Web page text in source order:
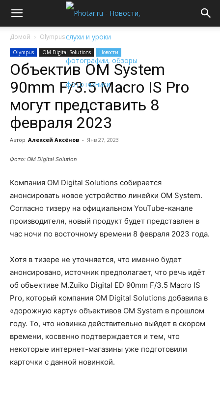
Домой Olympus
Olympus OM Digital Solutions Новости
Объектив OM System
90mm F/3.5 Macro IS Pro
могут представить 8
февраля 2023
Автор Алексей Аксёнов - Янв 27, 2023
Фото: OM Digital Solution
Компания OM Digital Solutions собирается
анонсировать новое устройство линейки OM System.
Согласно тизеру на официальном YouTube-канале
производителя, новый продукт будет представлен в
час ночи по восточному времени 8 февраля 2023 года.
Хотя в тизере не уточняется, что именно будет
анонсировано, источник предполагает, что речь идёт
об объективе M.Zuiko Digital ED 90mm F/3.5 Macro IS
Pro, который компания OM Digital Solutions добавила в
«дорожную карту» объективов OM System в прошлом
году. То, что новинка действительно выйдет в скором
времени, косвенно подтверждается и тем, что
некоторые интернет-магазины уже подготовили
карточки с данной новинкой.